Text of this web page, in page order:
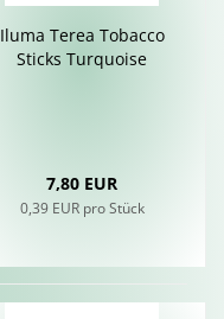
Iluma Terea To­bac­co
Sticks Tur­quoi­se
7,80 EUR
0,39 EUR pro Stück